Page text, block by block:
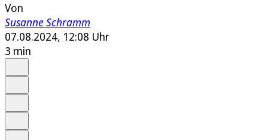
Von
Susanne Schramm
07.08.2024, 12:08 Uhr
3 min